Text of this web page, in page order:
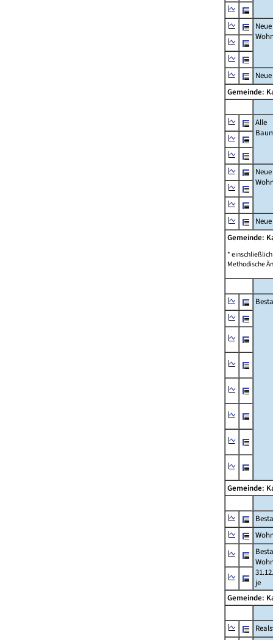
Neue
Gemeinde:
Alle
Neue
Gemeinde:
*
Methodische
Gemeinde:
je
Gemeinde: